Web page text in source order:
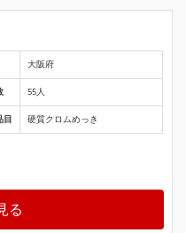
大阪府
55人
目 硬質クロムめっき
る